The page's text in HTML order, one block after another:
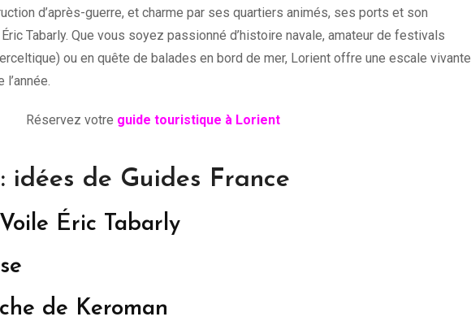
d’après-guerre, et charme par ses quartiers animés, ses ports et son
Tabarly. Que vous soyez passionné d’histoire navale, amateur de festivals
ou en quête de balades en bord de mer, Lorient offre une escale vivante
Réservez votre guide touristique à Lorient
idées de Guides France
Éric Tabarly
de Keroman